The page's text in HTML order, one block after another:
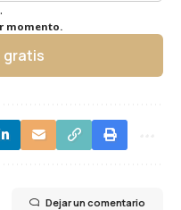
momento.
gratis
Dejar un comentario